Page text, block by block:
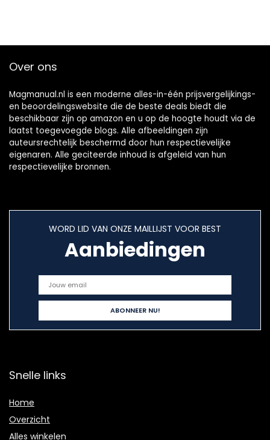
Over ons
Magmanual.nl is een moderne alles-in-één prijsvergelijkings-
en beoordelingswebsite die de beste deals biedt die
beschikbaar zijn op amazon en u op de hoogte houdt via de
laatst toegevoegde blogs. Alle afbeeldingen zijn
auteursrechtelijk beschermd door hun respectievelijke
eigenaren. Alle geciteerde inhoud is afgeleid van hun
respectievelijke bronnen.
WORD LID VAN ONZE MAILLIJST VOOR BEST
Aanbiedingen
Snelle links
Home
Overzicht
Alles winkelen